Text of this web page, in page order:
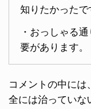
知りたかったで
・おっしゃる
要があります。
コメントの中には
全には治っていな